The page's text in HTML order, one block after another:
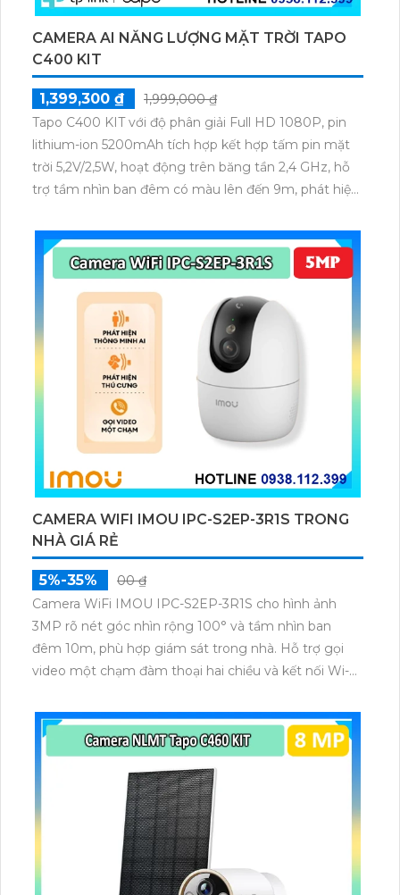
CAMERA AI NĂNG LƯỢNG MẶT TRỜI TAPO
C400 KIT
1,399,300 ₫
1,999,000 ₫
Tapo C400 KIT với độ phân giải Full HD 1080P, pin
lithium-ion 5200mAh tích hợp kết hợp tấm pin mặt
trời 5,2V/2,5W, hoạt động trên băng tần 2,4 GHz, hỗ
trợ tầm nhìn ban đêm có màu lên đến 9m, phát hiện
dữ liệu qua thẻ microSD lên đến 512GB.
CAMERA WIFI IMOU IPC-S2EP-3R1S TRONG
NHÀ GIÁ RẺ
5%-35%
00 ₫
Camera WiFi IMOU IPC-S2EP-3R1S cho hình ảnh
3MP rõ nét góc nhìn rộng 100° và tầm nhìn ban
đêm 10m, phù hợp giám sát trong nhà. Hỗ trợ gọi
video một chạm đàm thoại hai chiều và kết nối Wi-Fi
microSD tối đa 256GB hoặc lưu đám mây dễ lắp đặt
cho gia đình và văn phòng nhỏ.